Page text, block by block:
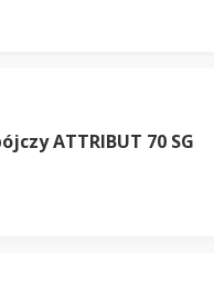
ATTRIBUT 70 SG